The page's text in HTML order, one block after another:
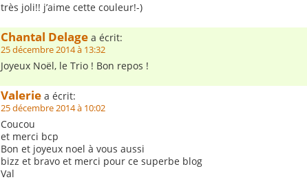
très joli!! j’aime cette couleur!-)
Chantal Delage a écrit:
25 décembre 2014 à 13:32
Joyeux Noël, le Trio ! Bon repos !
Valerie a écrit:
25 décembre 2014 à 10:02
Coucou
et merci bcp
Bon et joyeux noel à vous aussi
bizz et bravo et merci pour ce superbe blog
Val